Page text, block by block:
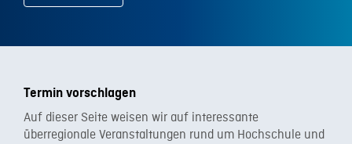
Termin vorschlagen
Auf dieser Seite weisen wir auf interessante
überregionale Veranstaltungen rund um Hochschule und